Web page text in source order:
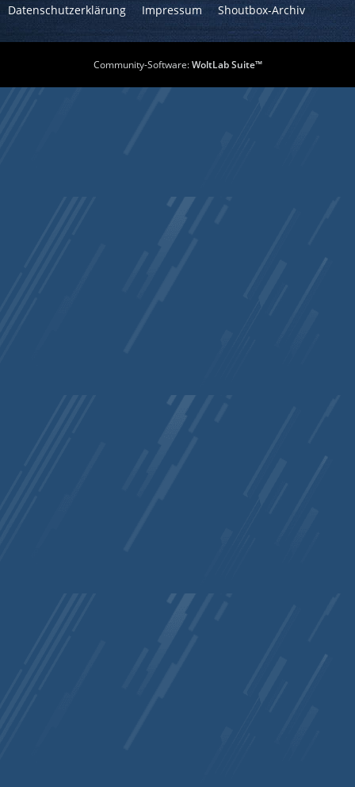
Datenschutzerklärung Impressum Shoutbox-Archiv
Community-Software:WoltLab Suite™